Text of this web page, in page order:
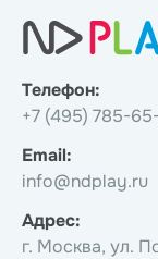
Телефон:
+7 (495) 785-
Email:
info@ndplay.ru
Адрес:
г. Москва, ул.